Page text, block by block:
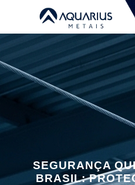
SEGURANÇA
BRASIL: